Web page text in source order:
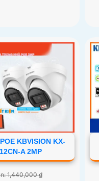
KBVISION KX-
A 2MP
1,440,000 ₫